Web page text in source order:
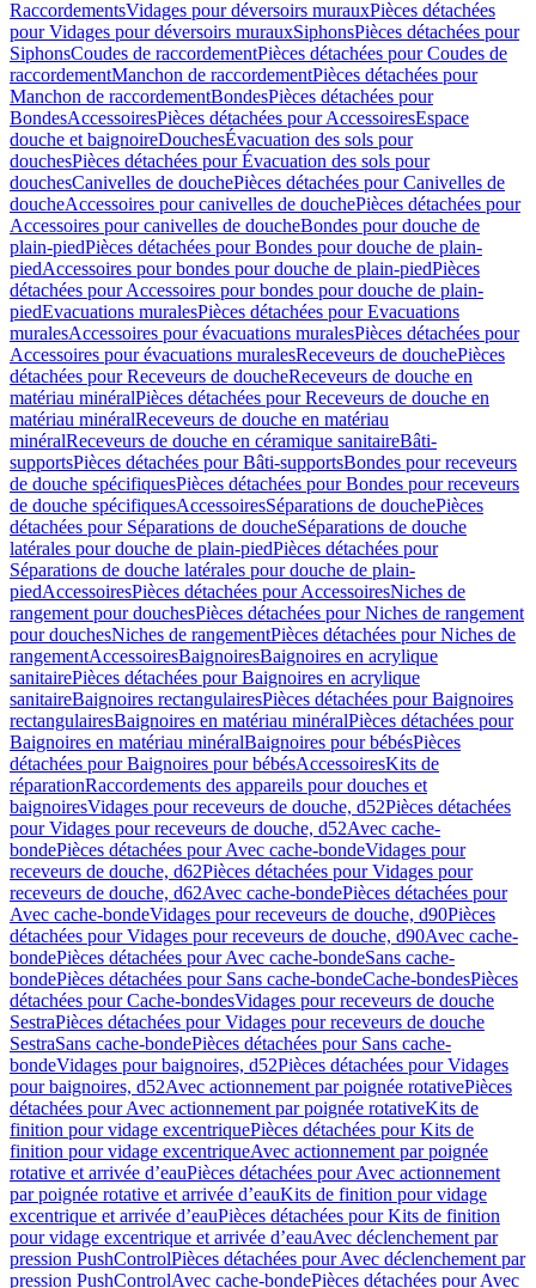
RaccordementsVidages pour déversoirs murauxPièces détachées
pour Vidages pour déversoirs murauxSiphonsPièces détachées pour
SiphonsCoudes de raccordementPièces détachées pour Coudes de
raccordementManchon de raccordementPièces détachées pour
Manchon de raccordementBondesPièces détachées pour
BondesAccessoiresPièces détachées pour AccessoiresEspace
douche et baignoireDouchesÉvacuation des sols pour
douchesPièces détachées pour Évacuation des sols pour
douchesCanivelles de douchePièces détachées pour Canivelles de
doucheAccessoires pour canivelles de douchePièces détachées pour
Accessoires pour canivelles de doucheBondes pour douche de
plain-piedPièces détachées pour Bondes pour douche de plain-
piedAccessoires pour bondes pour douche de plain-piedPièces
détachées pour Accessoires pour bondes pour douche de plain-
piedEvacuations muralesPièces détachées pour Evacuations
muralesAccessoires pour évacuations muralesPièces détachées pour
Accessoires pour évacuations muralesReceveurs de douchePièces
détachées pour Receveurs de doucheReceveurs de douche en
matériau minéralPièces détachées pour Receveurs de douche en
matériau minéralReceveurs de douche en matériau
minéralReceveurs de douche en céramique sanitaireBâti-
supportsPièces détachées pour Bâti-supportsBondes pour receveurs
de douche spécifiquesPièces détachées pour Bondes pour receveurs
de douche spécifiquesAccessoiresSéparations de douchePièces
détachées pour Séparations de doucheSéparations de douche
latérales pour douche de plain-piedPièces détachées pour
Séparations de douche latérales pour douche de plain-
piedAccessoiresPièces détachées pour AccessoiresNiches de
rangement pour douchesPièces détachées pour Niches de rangement
pour douchesNiches de rangementPièces détachées pour Niches de
rangementAccessoiresBaignoiresBaignoires en acrylique
sanitairePièces détachées pour Baignoires en acrylique
sanitaireBaignoires rectangulairesPièces détachées pour Baignoires
rectangulairesBaignoires en matériau minéralPièces détachées pour
Baignoires en matériau minéralBaignoires pour bébésPièces
détachées pour Baignoires pour bébésAccessoiresKits de
réparationRaccordements des appareils pour douches et
baignoiresVidages pour receveurs de douche, d52Pièces détachées
pour Vidages pour receveurs de douche, d52Avec cache-
bondePièces détachées pour Avec cache-bondeVidages pour
receveurs de douche, d62Pièces détachées pour Vidages pour
receveurs de douche, d62Avec cache-bondePièces détachées pour
Avec cache-bondeVidages pour receveurs de douche, d90Pièces
détachées pour Vidages pour receveurs de douche, d90Avec cache-
bondePièces détachées pour Avec cache-bondeSans cache-
bondePièces détachées pour Sans cache-bondeCache-bondesPièces
détachées pour Cache-bondesVidages pour receveurs de douche
SestraPièces détachées pour Vidages pour receveurs de douche
SestraSans cache-bondePièces détachées pour Sans cache-
bondeVidages pour baignoires, d52Pièces détachées pour Vidages
pour baignoires, d52Avec actionnement par poignée rotativePièces
détachées pour Avec actionnement par poignée rotativeKits de
finition pour vidage excentriquePièces détachées pour Kits de
finition pour vidage excentriqueAvec actionnement par poignée
rotative et arrivée d’eauPièces détachées pour Avec actionnement
par poignée rotative et arrivée d’eauKits de finition pour vidage
excentrique et arrivée d’eauPièces détachées pour Kits de finition
pour vidage excentrique et arrivée d’eauAvec déclenchement par
pression PushControlPièces détachées pour Avec déclenchement par
pression PushControlAvec cache-bondePièces détachées pour Avec